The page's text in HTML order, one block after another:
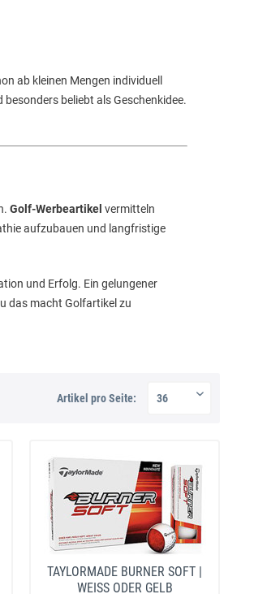
ab kleinen Mengen individuell
beliebt als Geschenkidee.
Golf-Werbeartikel vermitteln
aufzubauen und langfristige
und Erfolg. Ein gelungener
das macht Golfartikel zu
Artikel pro Seite:
TAYLORMADE BURNER SOFT |
WEISS ODER GELB